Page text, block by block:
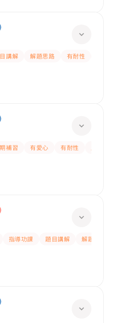
講解 解題思路 有耐性
補習 有愛心 有耐性
指導功課 題目講解
解題思路